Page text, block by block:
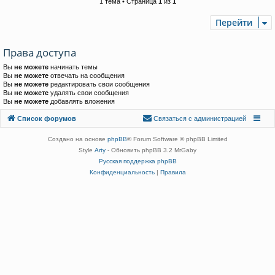
Перейти
Права доступа
Вы не можете начинать темы
Вы не можете отвечать на сообщения
Вы не можете редактировать свои сообщения
Вы не можете удалять свои сообщения
Вы не можете добавлять вложения
Список форумов
Связаться с
Связаться с администрацией
Создано на основе phpBB® Forum Software © phpBB Limited
Style Arty - Обновить phpBB 3.2 MrGaby
Русская поддержка phpBB
Конфиденциальность| Правила